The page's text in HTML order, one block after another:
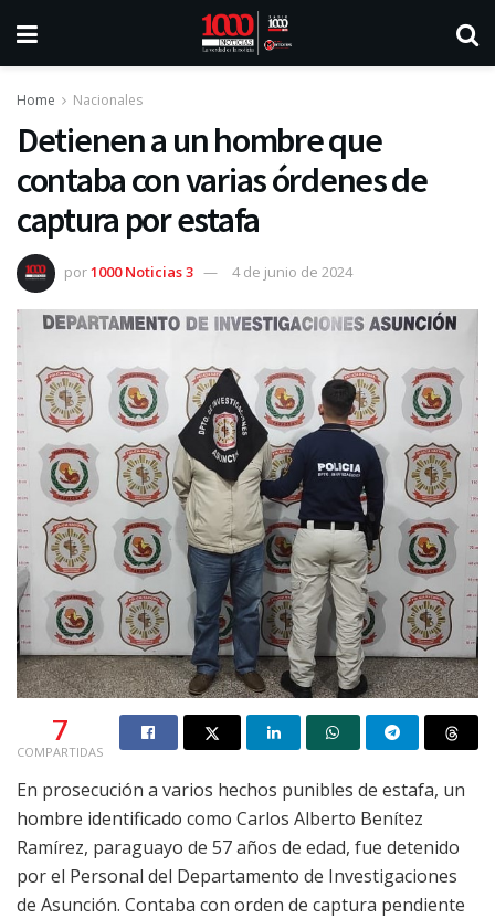
Home Nacionales
Detienen a un hombre que
contaba con varias órdenes de
captura por estafa
por1000 Noticias 3 4 de junio de 2024
7
COMPARTIDAS
En prosecución a varios hechos punibles de estafa, un
hombre identificado como Carlos Alberto Benítez
Ramírez, paraguayo de 57 años de edad, fue detenido
por el Personal del Departamento de Investigaciones
de Asunción. Contaba con orden de captura pendiente